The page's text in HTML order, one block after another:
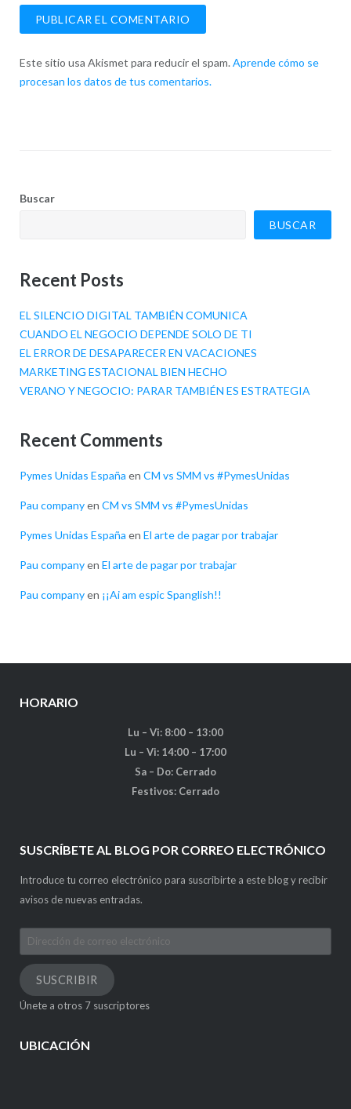
Este sitio usa Akismet para reducir el spam. Aprende cómo se
procesan los datos de tus comentarios.
Buscar
BUSCAR
Recent Posts
EL SILENCIO DIGITAL TAMBIÉN COMUNICA
CUANDO EL NEGOCIO DEPENDE SOLO DE TI
EL ERROR DE DESAPARECER EN VACACIONES
MARKETING ESTACIONAL BIEN HECHO
VERANO Y NEGOCIO: PARAR TAMBIÉN ES ESTRATEGIA
Recent Comments
Pymes Unidas España en CM vs SMM vs #PymesUnidas
Pau companyen CM vs SMM vs #PymesUnidas
Pymes Unidas España en El arte de pagar por trabajar
Pau companyen El arte de pagar por trabajar
Pau companyen ¡¡Ai am espic Spanglish!!
HORARIO
Lu – Vi: 8:00 – 13:00
Lu – Vi: 14:00 – 17:00
Sa – Do: Cerrado
Festivos: Cerrado
SUSCRÍBETE AL BLOG POR CORREO ELECTRÓNICO
Introduce tu correo electrónico para suscribirte a este blog y recibir
avisos de nuevas entradas.
Dirección
de
correo
electrónico
SUSCRIBIR
Únete a otros 7 suscriptores
UBICACIÓN